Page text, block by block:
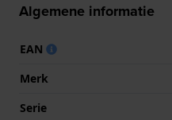
Algemene informatie
EAN
Merk
Serie